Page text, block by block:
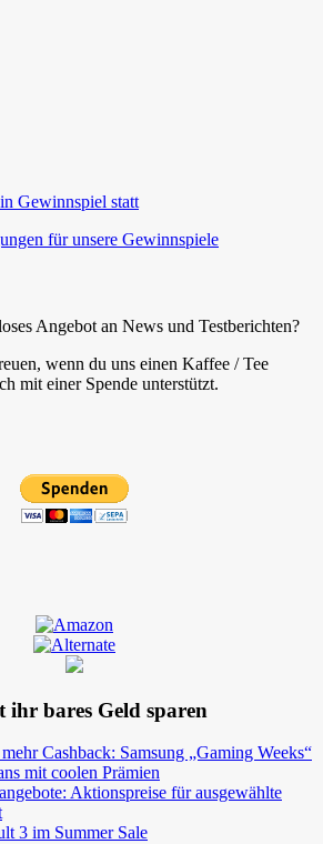
Gewinnspiel statt
für unsere Gewinnspiele
Angebot an News und Testberichten?
wenn du uns einen Kaffee / Tee
mit einer Spende unterstützt.
ihr bares Geld sparen
Cashback: Samsung „Gaming Weeks“
mit coolen Prämien
Aktionspreise für ausgewählte
3 im Summer Sale